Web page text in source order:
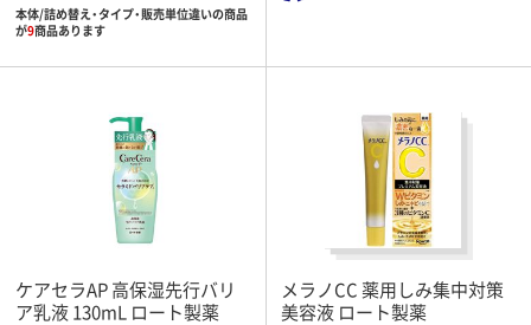
本体/詰め替え・タイプ・販売単位違いの商品
が9商品あります
ケアセラAP 高保湿先行バリ
ア乳液 130mL ロート製薬
メラノCC 薬用しみ集中対策
美容液 ロート製薬